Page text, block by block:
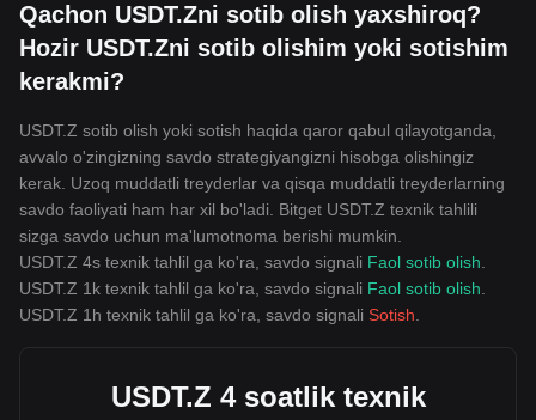
Qachon USDT.Zni sotib olish yaxshiroq?
Hozir USDT.Zni sotib olishim yoki sotishim
kerakmi?
USDT.Z sotib olish yoki sotish haqida qaror qabul qilayotganda,
avvalo o'zingizning savdo strategiyangizni hisobga olishingiz
kerak. Uzoq muddatli treyderlar va qisqa muddatli treyderlarning
savdo faoliyati ham har xil bo'ladi. Bitget USDT.Z texnik tahlili
sizga savdo uchun ma'lumotnoma berishi mumkin.
USDT.Z 4s texnik tahlil ga ko'ra, savdo signali Faol sotib olish
USDT.Z 1k texnik tahlil ga ko'ra, savdo signali Faol sotib olish
USDT.Z 1h texnik tahlil ga ko'ra, savdo signali Sotish
USDT.Z 4 soatlik texnik